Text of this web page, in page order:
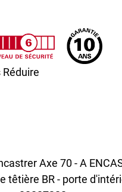
Réduire